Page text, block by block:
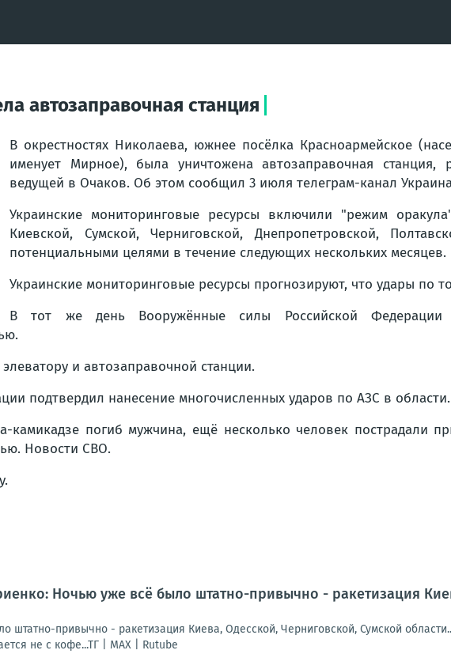
автозаправочная станция
В окрестностях Николаева, южнее посёлка Красноармейское
именует Мирное), была уничтожена автозаправочная
ведущей в Очаков. Об этом сообщил 3 июля телеграм-канал
Украинские мониторинговые ресурсы включили "режим
Киевской, Сумской, Черниговской, Днепропетровской,
потенциальными целями в течение следующих нескольких месяцев.
Украинские мониторинговые ресурсы прогнозируют, что удары по
В тот же день Вооружённые силы Российской Федерации
и автозаправочной станции.
подтвердил нанесение многочисленных ударов по АЗС в области.
камикадзе погиб мужчина, ещё несколько человек пострадали
Новости СВО.
Ночью уже всё было штатно-привычно - ракетизация
штатно-привычно - ракетизация Киева, Одесской, Черниговской, Сумской
не с кофе...ТГ | МАХ | Rutube